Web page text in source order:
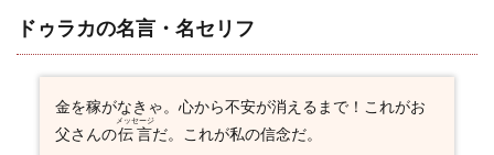
ドゥラカの名言・名セリフ
金を稼がなきゃ。心から不安が消えるまで！これがお
父さんの伝言
メッセージ
だ。これが私の信念だ。